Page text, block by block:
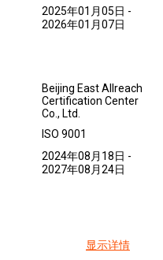
2025年01月05日 -
2026年01月07日
Beijing East Allreach
Certification Center
Co., Ltd.
ISO 9001
2024年08月18日 -
2027年08月24日
显示详情